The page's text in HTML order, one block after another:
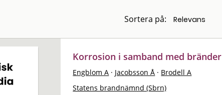
Sortera på:
Korrosion i samband med bränder
Engblom A · Jacobsson Å · Brodell A
Statens brandnämnd (Sbrn)